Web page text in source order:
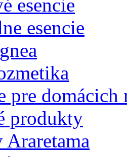
esencie
esencie
pre
produkty
Araretama